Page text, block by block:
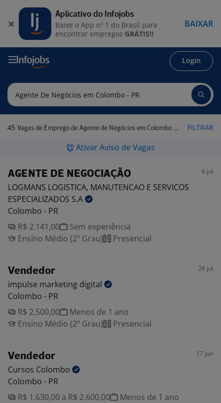
Login
45 Vagas de Emprego de Agente de Negócios em Colombo - PR FILTRAR
Ativar Aviso de Vagas
AGENTE DE NEGOCIAÇÃO 6 jul
LOGMANS LOGISTICA, MANUTENCAO E SERVICOS
ESPECIALIZADOS S.A
Colombo - PR
R$ 2.141,00
Sem experiência
Ensino Médio (2º Grau)
Presencial
Vendedor 26 jul
impulse marketing digital
Colombo - PR
R$ 2.500,00
Menos de 1 ano
Ensino Médio (2º Grau)
Presencial
Vendedor 17 jun
Cursos Colombo
Colombo - PR
R$ 1.630,00 a R$ 2.600,00
Menos de 1 ano
Aplicativo do Infojobs
Baixe o App nº 1 do Brasil para
encontrar empregos GRÁTIS!!
BAIXAR